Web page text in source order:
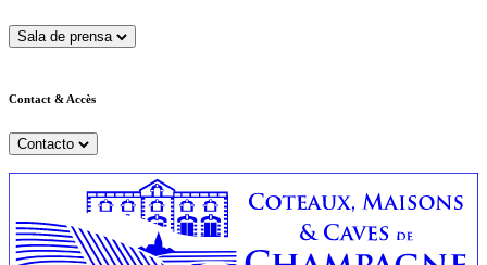
Sala de prensa
Contact & Accès
Contacto